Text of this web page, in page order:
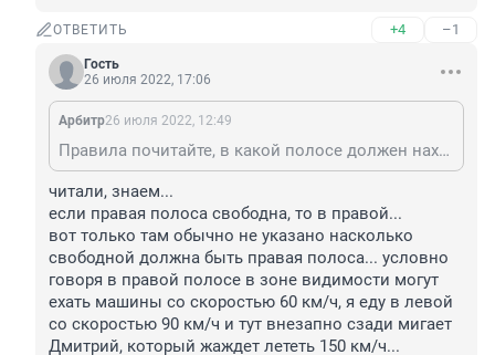
ОТВЕТИТЬ +4 –1
Гость
26 июля 2022, 17:06
Арбитр26 июля 2022, 12:49
Правила почитайте, в какой полосе должен находится автомобиль при езде на многополосной дороге вне населенного пункта. Кстати за нарушение расположения ТС не в своей полосе штраф 1500 рублей.
читали, знаем...
если правая полоса свободна, то в правой...
вот только там обычно не указано насколько
свободной должна быть правая полоса... условно
говоря в правой полосе в зоне видимости могут
ехать машины со скоростью 60 км/ч, я еду в левой
со скоростью 90 км/ч и тут внезапно сзади мигает
Дмитрий, который жаждет лететь 150 км/ч...